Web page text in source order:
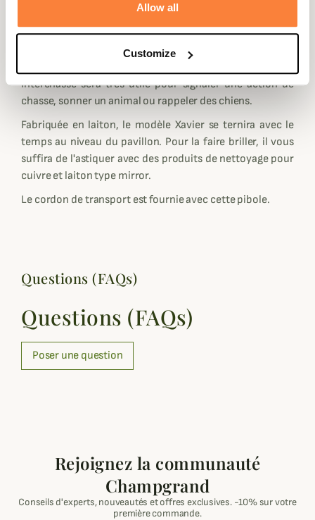
Allow all
Customize
traitement utilisés sur le laiton. De bonne facture, cette
pibole de chasse est dotée de deux anneaux laiton
Interchasse sera très utile pour signaler une action de
chasse, sonner un animal ou rappeler des chiens.
Fabriquée en laiton, le modèle Xavier se ternira avec le
temps au niveau du pavillon. Pour la faire briller, il vous
suffira de l'astiquer avec des produits de nettoyage pour
cuivre et laiton type mirror.
Le cordon de transport est fournie avec cette pibole.
Questions (FAQs)
Questions (FAQs)
Poser une question
Rejoignez la communauté
Champgrand
Conseils d'experts, nouveautés et offres exclusives. -10% sur votre
première commande.